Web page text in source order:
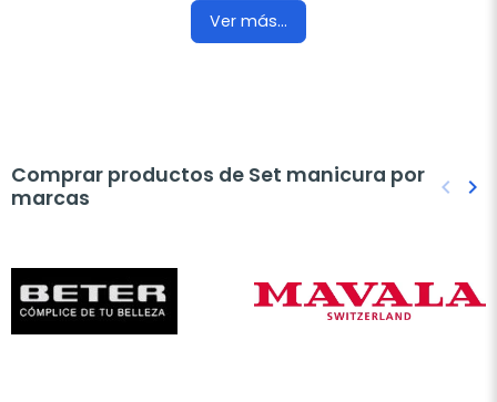
Ver más...
Comprar productos de Set manicura por
marcas
keyboard_arrow_left keyboard_arrow_right